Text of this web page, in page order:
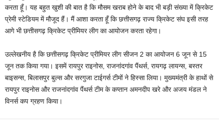
करता हूँ। यह बहुत खुशी की बात है कि मौसम खराब होने के बाद भी बड़ी संख्या में क्रिकेट
प्रेमी स्टेडियम में मौजूद हैं। मैं आशा करता हूँ कि छत्तीसगढ़ राज्य क्रिकेट संघ इसी तरह
आगे भी छत्तीसगढ़ क्रिकेट प्रीमियर लीग का आयोजन करता रहेगा।
उल्लेखनीय है कि छत्तीसगढ़ क्रिकेट प्रीमियर लीग सीजन 2 का आयोजन 6 जून से 15
जून तक किया गया। इसमें रायपुर राइनोस, राजनांदगांव पैंथर्स, रायगढ़ लायन्स, बस्तर
बाइसन्स, बिलासपुर बुल्स और सरगुजा टाईगर्स टीमों ने हिस्सा लिया। मुख्यमंत्री के हाथों से
रायपुर राइनोस और राजनांदगांव पैंथर्स टीम के कप्तान अमनदीप खरे और अजय मंडल ने
विनर्स कप ग्रहण किया।